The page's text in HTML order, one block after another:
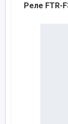
Реле FTR-